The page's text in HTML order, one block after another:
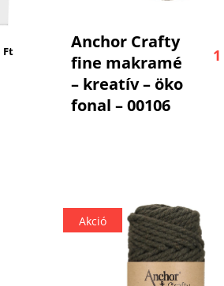
Ft
Kosárba
Anchor Crafty
fine makramé
– kreatív – öko
fonal – 00106
Akció